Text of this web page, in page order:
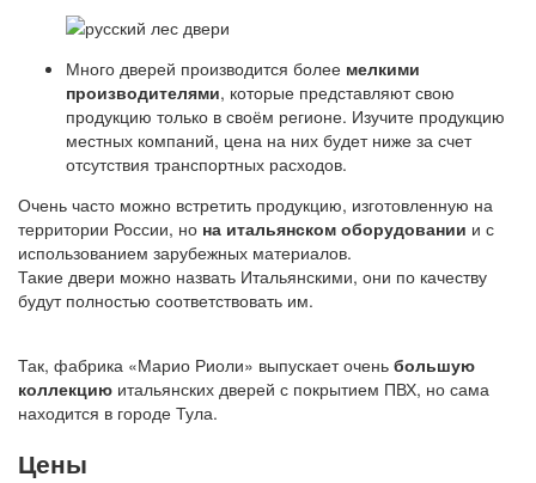
Много дверей производится более мелкими
производителями, которые представляют свою
продукцию только в своём регионе. Изучите продукцию
местных компаний, цена на них будет ниже за счет
отсутствия транспортных расходов.
Очень часто можно встретить продукцию, изготовленную на
территории России, но на итальянском оборудовании и с
использованием зарубежных материалов.
Такие двери можно назвать Итальянскими, они по качеству
будут полностью соответствовать им.
Так, фабрика «Марио Риоли» выпускает очень большую
коллекцию итальянских дверей с покрытием ПВХ, но сама
находится в городе Тула.
Цены